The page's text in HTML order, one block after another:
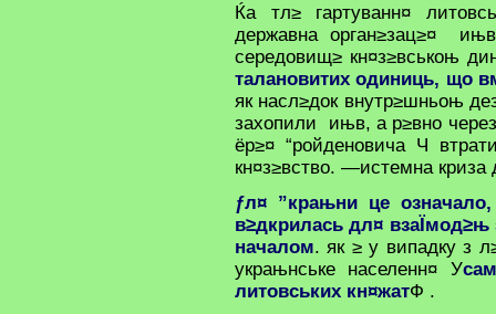
Ќа тл≥ гартуванн¤
державна орган≥зац≥¤
середовищ≥ кн¤з≥вськоњ
талановитих одиниць, що
як насл≥док внутр≥шньоњ
захопили ињв, а р≥вно
ёр≥¤ “ройденовича Ч
кн¤з≥вство. —истемна
ƒл¤ ”крањни це
в≥дкрилась дл¤
началом. як ≥ у випадку з
украњнське населенн¤ У
литовських кн¤жатФ .